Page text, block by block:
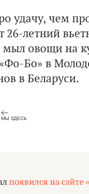
удачу, чем
26-летний
мыл овощи на
Бо» в
в Беларуси.
МЫ ЗДЕСЬ
появился на сайте